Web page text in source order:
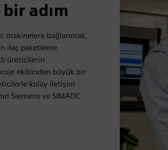
adım
makinelere bağlanmak,
ilaç paketleme
üreticilerin
ekibinden büyük bir
kolay iletişim
Siemens ve SIMATIC